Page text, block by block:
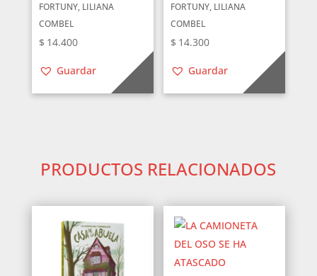
FORTUNY, LILIANA
COMBEL
$ 14.400
Guardar
FORTUNY, LILIANA
COMBEL
$ 14.300
Guardar
PRODUCTOS RELACIONADOS